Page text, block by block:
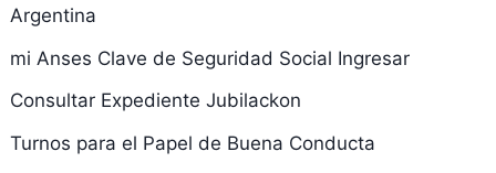
Argentina
mi Anses Clave de Seguridad Social Ingresar
Consultar Expediente Jubilackon
Turnos para el Papel de Buena Conducta